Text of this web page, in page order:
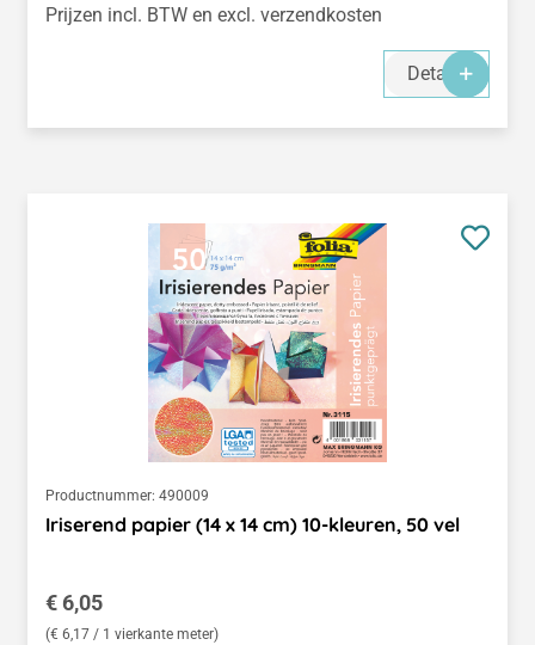
Prijzen incl. BTW en excl. verzendkosten
Details
Productnummer: 490009
Iriserend papier (14 x 14 cm) 10-kleuren, 50 vel
Normale prijs:
€ 6,05
(€ 6,17 / 1 vierkante meter)